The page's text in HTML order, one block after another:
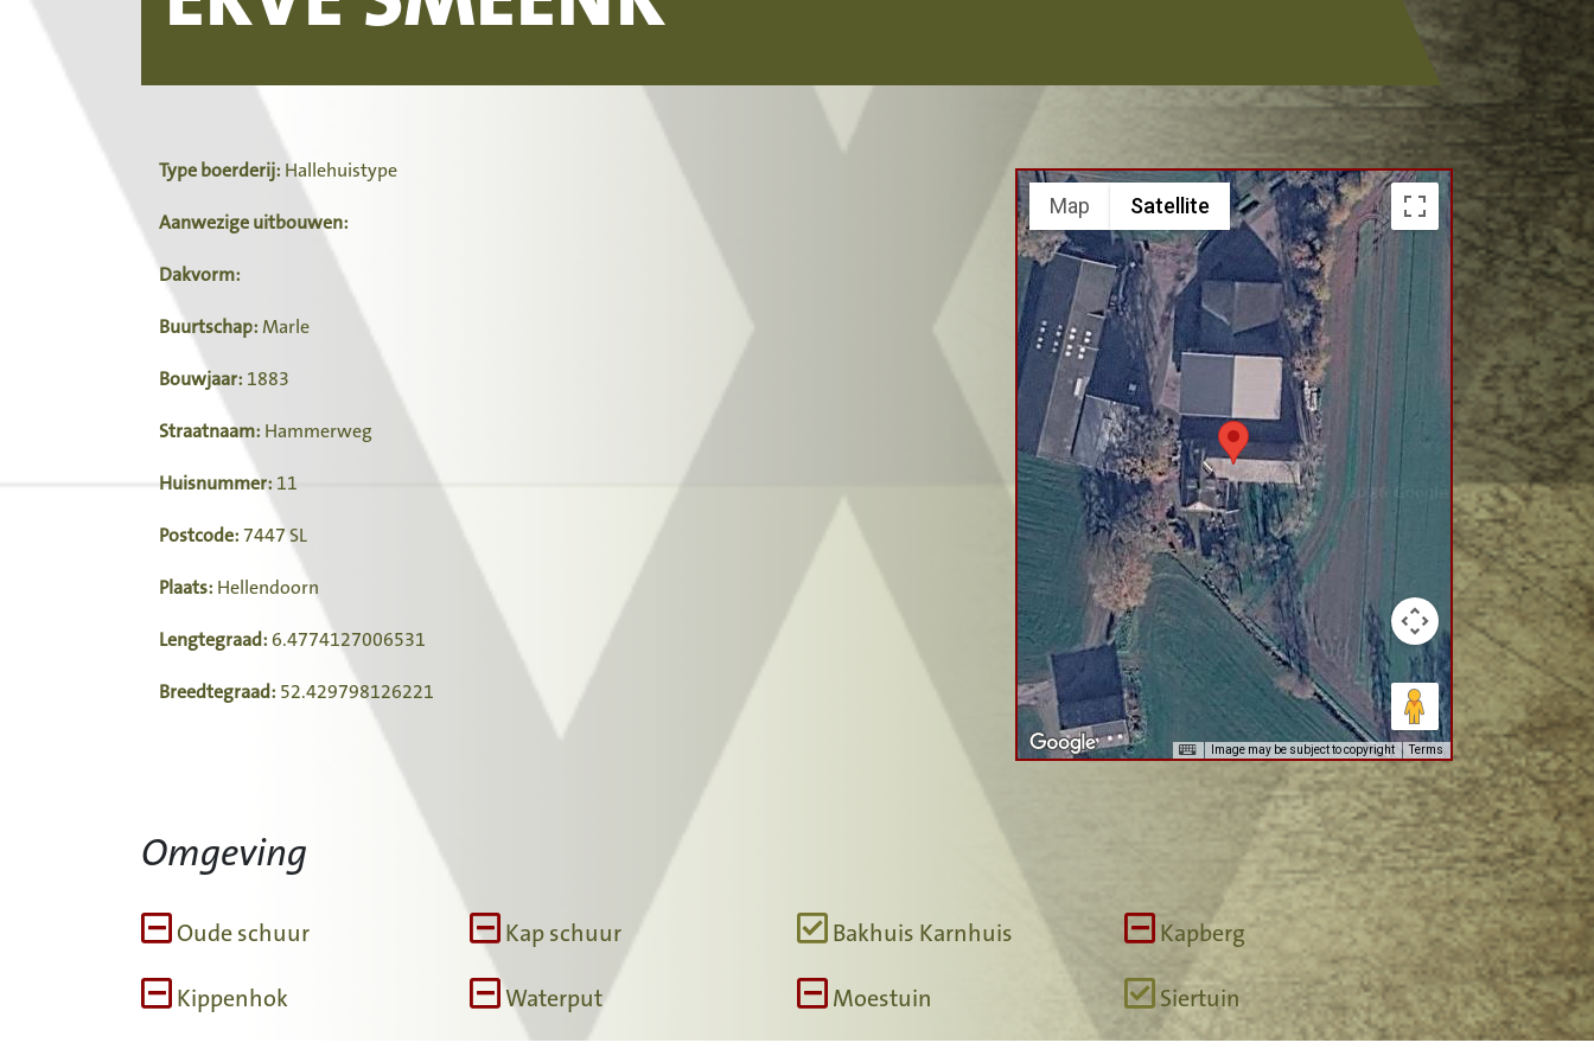
Type boerderij: Hallehuistype
Aanwezige uitbouwen:
Dakvorm:
Buurtschap: Marle
Bouwjaar: 1883
Straatnaam: Hammerweg
Huisnummer: 11
Postcode: 7447 SL
Plaats: Hellendoorn
Lengtegraad: 6.4774127006531
Breedtegraad: 52.429798126221
Map Satellite
Image may be subject to copyright Terms
Omgeving
Oude schuur Kap schuur Bakhuis Karnhuis Kapberg
Kippenhok Waterput Moestuin Siertuin